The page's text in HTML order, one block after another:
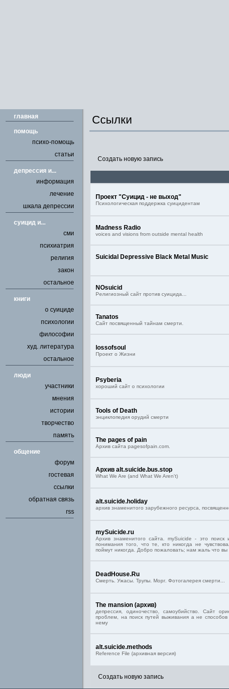
главная
помощь
психо-помощь
статьи
депрессия и...
информация
лечение
шкала депрессии
cуицид и...
сми
психиатрия
религия
закон
остальное
книги
о суициде
психологии
философии
худ. литература
остальное
люди
участники
мнения
истории
творчество
память
общение
форум
гостевая
ссылки
обратная связь
rss
Ссылки
Создать новую запись
Проект "Суицид - не выход"
Психологическая поддержка суицидентам
Madness Radio
voices and visions from outside mental health
Suicidal Depressive Black Metal Music
NOsuicid
Религиозный сайт против суицида...
Tanatos
Сайт посвященный тайнам смерти.
lossofsoul
Проект о Жизни
Psyberia
хороший сайт о психологии
Tools of Death
энциклопедия орудий смерти
The pages of pain
Архив сайта pagesofpain.com.
Архив alt.suicide.bus.stop
What We Are (and What We Aren't)
alt.suicide.holiday
архив знаменитого зарубежного ресурса,
mySuicide.ru
Архив знаменитого сайта. mySuicide - это
понимания того, что те, кто никогда не
поймут никогда. Добро пожаловать; нам жаль что вы
DeadHouse.Ru
Cмерть. Ужасы. Трупы. Морг. Фотогалерея смерти...
The mansion (архив)
депрессия, одиночество, самоубийство. Сайт
проблем, на поиск путей выживания а не
нему
alt.suicide.methods
Reference File (архивная версия)
Создать новую запись